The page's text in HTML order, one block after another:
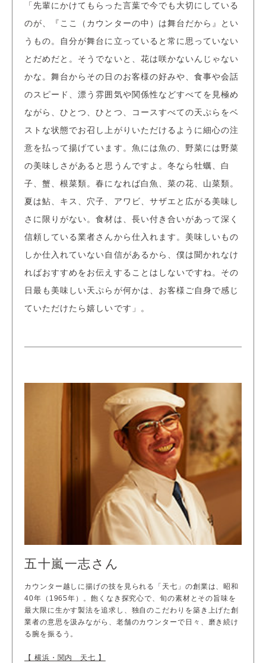
「先輩にかけてもらった言葉で今でも大切にしている
のが、『ここ（カウンターの中）は舞台だから』とい
うもの。自分が舞台に立っていると常に思っていない
とだめだと。そうでないと、花は咲かないんじゃない
かな。舞台からその日のお客様の好みや、食事や会話
のスピード、漂う雰囲気や関係性などすべてを見極め
ながら、ひとつ、ひとつ、コースすべての天ぷらをベ
ストな状態でお召し上がりいただけるように細心の注
意を払って揚げています。魚には魚の、野菜には野菜
の美味しさがあると思うんですよ。冬なら牡蠣、白
子、蟹、根菜類。春になれば白魚、菜の花、山菜類。
夏は鮎、キス、穴子、アワビ、サザエと広がる美味し
さに限りがない。食材は、長い付き合いがあって深く
信頼している業者さんから仕入れます。美味しいもの
しか仕入れていない自信があるから、僕は聞かれなけ
ればおすすめをお伝えすることはしないですね。その
日最も美味しい天ぷらが何かは、お客様ご自身で感じ
ていただけたら嬉しいです」。
五十嵐一志さん
カウンター越しに揚げの技を見られる「天七」の創業は、昭和
40年（1965年）。飽くなき探究心で、旬の素材とその旨味を
最大限に生かす製法を追求し、独自のこだわりを築き上げた創
業者の意思を汲みながら、老舗のカウンターで日々、磨き続け
る腕を振るう。
【 横浜・関内 天七 】